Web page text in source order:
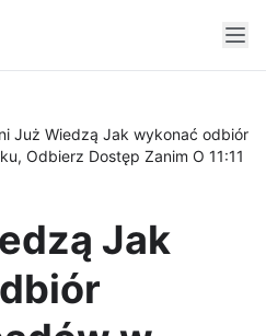
Już Wiedzą Jak wykonać odbiór
Odbierz Dostęp Zanim O 11:11
Jak